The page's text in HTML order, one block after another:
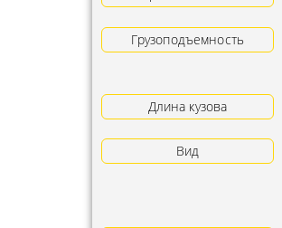
АРЕНДА
УСЛУГИ
АВИАПЕРЕВОЗКА
Грузоподъемность
Длина кузова
Вид